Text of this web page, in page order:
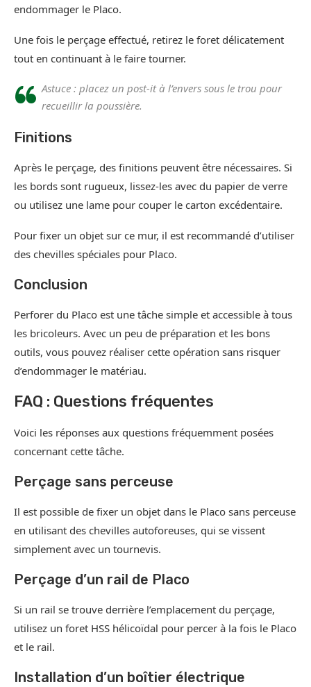
endommager le Placo.
Une fois le perçage effectué, retirez le foret délicatement
tout en continuant à le faire tourner.
Astuce : placez un post-it à l’envers sous le trou pour
recueillir la poussière.
Finitions
Après le perçage, des finitions peuvent être nécessaires. Si
les bords sont rugueux, lissez-les avec du papier de verre
ou utilisez une lame pour couper le carton excédentaire.
Pour fixer un objet sur ce mur, il est recommandé d’utiliser
des chevilles spéciales pour Placo.
Conclusion
Perforer du Placo est une tâche simple et accessible à tous
les bricoleurs. Avec un peu de préparation et les bons
outils, vous pouvez réaliser cette opération sans risquer
d’endommager le matériau.
FAQ : Questions fréquentes
Voici les réponses aux questions fréquemment posées
concernant cette tâche.
Perçage sans perceuse
Il est possible de fixer un objet dans le Placo sans perceuse
en utilisant des chevilles autoforeuses, qui se vissent
simplement avec un tournevis.
Perçage d’un rail de Placo
Si un rail se trouve derrière l’emplacement du perçage,
utilisez un foret HSS hélicoïdal pour percer à la fois le Placo
et le rail.
Installation d’un boîtier électrique